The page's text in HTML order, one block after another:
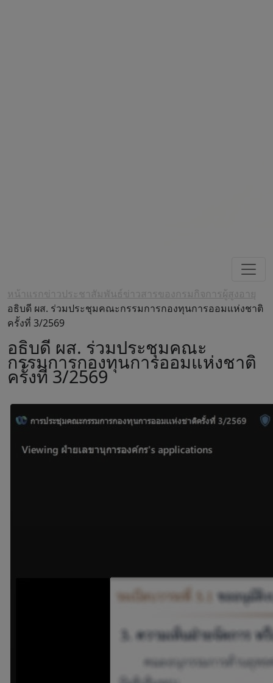
หน้าแรกข่าวประชาสัมพันธ์ข่าวสารของกรมกิจการผู้สูงอายุ
อธิบดี ผส. ร่วมประชุมคณะกรรมการกองทุนการออมแห่งชาติ
ครั้งที่ 3/2569
อธิบดี ผส. ร่วมประชุมคณะ
กรรมการกองทุนการออมแห่งชาติ
ครั้งที่ 3/2569